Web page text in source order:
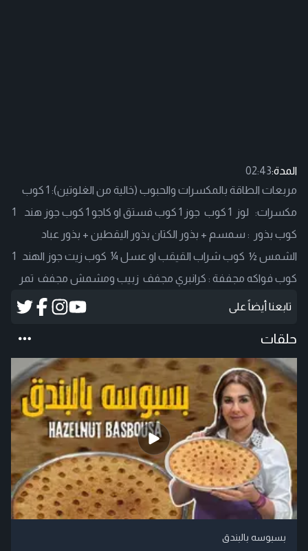
المدة:02:43
مربعات الطاقة بالمكسرات والحبوب (خالية من الغلوتين): 1 كوب
مكسرات: لوز 1 كوب جوز 1 كوب فستق او كاجو 1 كوب جوز هند 1
كوب بذور : سمسم + بذور الكتان بذور اليقطين + بذور عباد
الشمس ½ كوب شراب القيقب او عسل ¼ كوب زيت جوز الهند 1
كوب فواكه مجففة : كرانبري مجفف زبيب ومشمش مجفف تمر
تابعنا أيضاً على
حلقات
بسبوسه بالبندق